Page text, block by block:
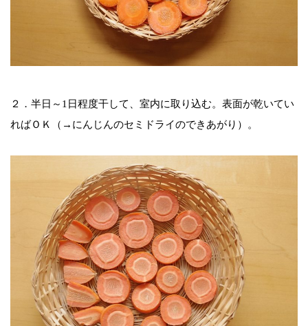
２．半日～1日程度干して、室内に取り込む。表面が乾いてい
ればＯＫ（→にんじんのセミドライのできあがり）。